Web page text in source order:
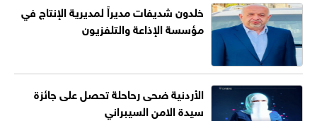
خلدون شديفات مديراً لمديرية الإنتاج في
مؤسسة الإذاعة والتلفزيون
الأردنية ضحى رحاحلة تحصل على جائزة
سيدة الامن السيبراني